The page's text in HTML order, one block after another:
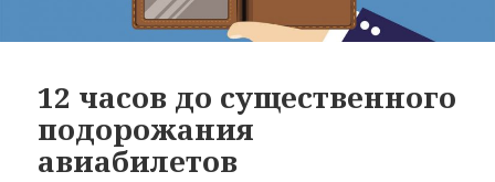
12 часов до существенного
подорожания
авиабилетов